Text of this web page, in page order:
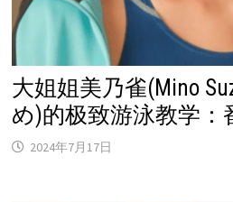
大姐姐美乃雀(Mino
め)的极致游泳教学：
2024年7月17日